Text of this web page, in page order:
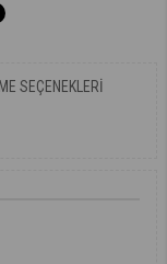
SEÇENEKLERI